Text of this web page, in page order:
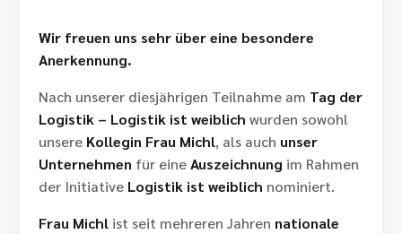
Wir freuen uns sehr über eine besondere
Anerkennung.
Nach unserer diesjährigen Teilnahme am Tag der
Logistik – Logistik ist weiblich wurden sowohl
unsere Kollegin Frau Michl, als auch unser
Unternehmen für eineAuszeichnung im Rahmen
der Initiative Logistik ist weiblich nominiert.
Frau Michlist seit mehreren Jahren nationale